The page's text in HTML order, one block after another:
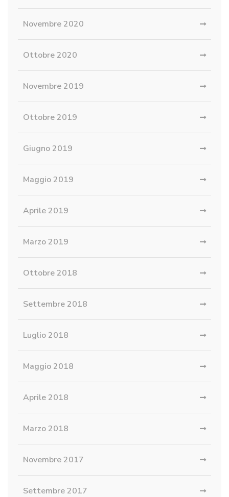
Novembre 2020
Ottobre 2020
Novembre 2019
Ottobre 2019
Giugno 2019
Maggio 2019
Aprile 2019
Marzo 2019
Ottobre 2018
Settembre 2018
Luglio 2018
Maggio 2018
Aprile 2018
Marzo 2018
Novembre 2017
Settembre 2017